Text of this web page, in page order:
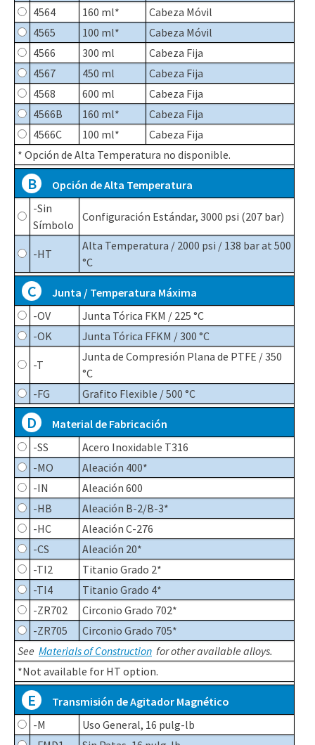
4564
160 ml*
Cabeza Móvil
4565
100 ml*
Cabeza Móvil
4566
300 ml
Cabeza Fija
4567
450 ml
Cabeza Fija
4568
600 ml
Cabeza Fija
4566B
160 ml*
Cabeza Fija
4566C
100 ml*
Cabeza Fija
* Opción de Alta Temperatura no disponible.
B
Opción de Alta Temperatura
-Sin
Símbolo
Configuración Estándar, 3000 psi (207 bar)
-HT
Alta Temperatura / 2000 psi / 138 bar at 500
°C
C
Junta / Temperatura Máxima
-OV
Junta Tórica FKM / 225 °C
-OK
Junta Tórica FFKM / 300 °C
-T
Junta de Compresión Plana de PTFE / 350
°C
-FG
Grafito Flexible / 500 °C
D
Material de Fabricación
-SS
Acero Inoxidable T316
-MO
Aleación 400*
-IN
Aleación 600
-HB
Aleación B-2/B-3*
-HC
Aleación C-276
-CS
Aleación 20*
-TI2
Titanio Grado 2*
-TI4
Titanio Grado 4*
-ZR702
Circonio Grado 702*
-ZR705
Circonio Grado 705*
See Materials of Construction for other available alloys.
*Not available for HT option.
E
Transmisión de Agitador Magnético
-M
Uso General, 16 pulg-lb